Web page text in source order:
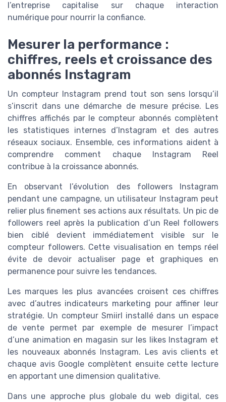
l’entreprise capitalise sur chaque interaction
numérique pour nourrir la confiance.
Mesurer la performance :
chiffres, reels et croissance des
abonnés Instagram
Un compteur Instagram prend tout son sens lorsqu’il
s’inscrit dans une démarche de mesure précise. Les
chiffres affichés par le compteur abonnés complètent
les statistiques internes d’Instagram et des autres
réseaux sociaux. Ensemble, ces informations aident à
comprendre comment chaque Instagram Reel
contribue à la croissance abonnés.
En observant l’évolution des followers Instagram
pendant une campagne, un utilisateur Instagram peut
relier plus finement ses actions aux résultats. Un pic de
followers reel après la publication d’un Reel followers
bien ciblé devient immédiatement visible sur le
compteur followers. Cette visualisation en temps réel
évite de devoir actualiser page et graphiques en
permanence pour suivre les tendances.
Les marques les plus avancées croisent ces chiffres
avec d’autres indicateurs marketing pour affiner leur
stratégie. Un compteur Smiirl installé dans un espace
de vente permet par exemple de mesurer l’impact
d’une animation en magasin sur les likes Instagram et
les nouveaux abonnés Instagram. Les avis clients et
chaque avis Google complètent ensuite cette lecture
en apportant une dimension qualitative.
Dans une approche plus globale du web digital, ces